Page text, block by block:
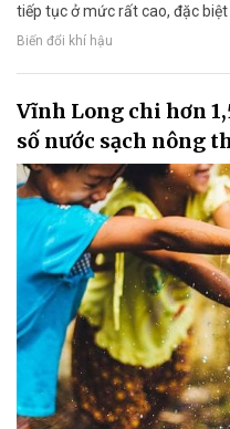
tiếp tục ở mức rất cao, đặc
Biến đổi khí hậu
Vĩnh Long chi hơn
số nước sạch nông